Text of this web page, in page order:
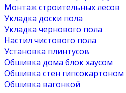
Монтаж строительных лесов
Укладка доски пола
Укладка чернового пола
Настил чистового пола
Установка плинтусов
Обшивка дома блок хаусом
Обшивка стен гипсокартоном
Обшивка вагонкой